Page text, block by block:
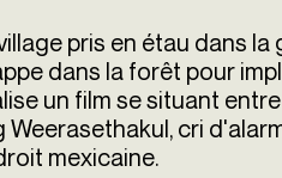
pris en étau dans
dans la forêt pour
un film se situant
Weerasethakul, cri
mexicaine.